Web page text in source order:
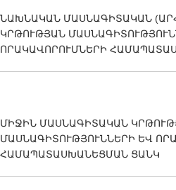
ՆԱԽՆԱԿԱՆ ՄԱՍՆԱԳԻՏԱԿԱՆ
ԿՐԹՈՒԹՅԱՆ
ՈՐԱԿԱՎՈՐՈՒՄՆԵՐԻ
ՄԻՋԻՆ ՄԱՍՆԱԳԻՏԱԿԱՆ
ՄԱՍՆԱԳԻՏՈՒԹՅՈՒՆՆԵՐԻ ԵՎ
ՀԱՄԱՊԱՏԱՍԽԱՆԵՑՄԱՆ ՑԱՆԿ